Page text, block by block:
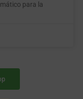
para la